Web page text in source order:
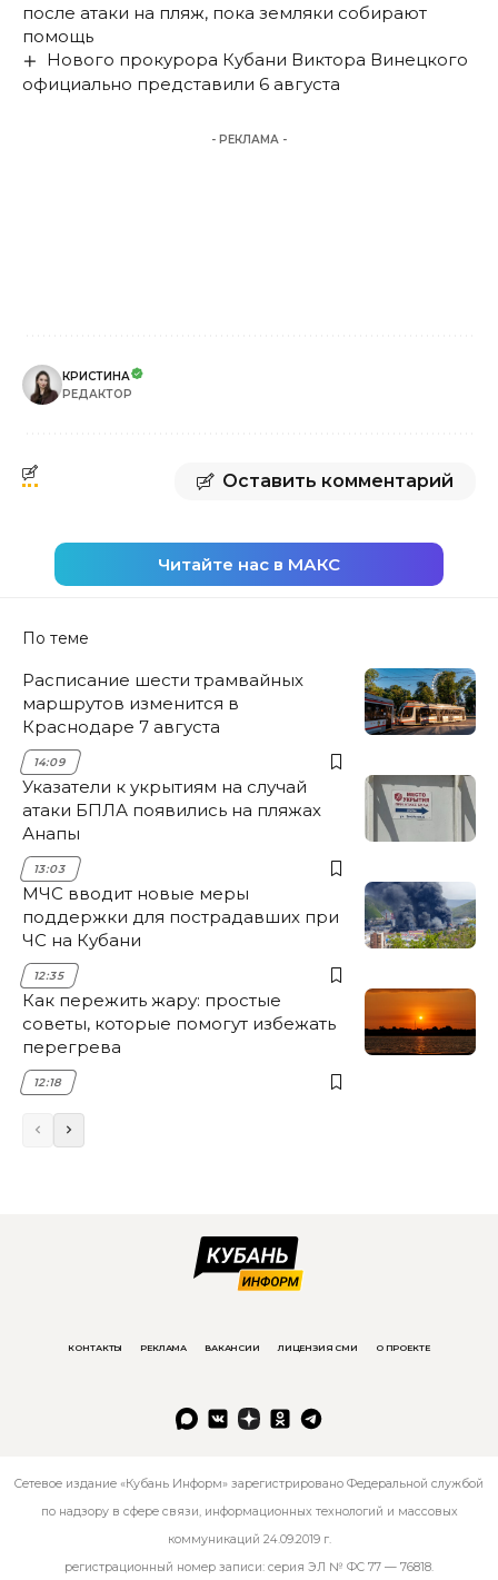
после атаки на пляж, пока земляки собирают
помощь
Нового прокурора Кубани Виктора Винецкого
официально представили 6 августа
- РЕКЛАМА -
КРИСТИНА
РЕДАКТОР
Оставить комментарий
Читайте нас в МАКС
По теме
Расписание шести трамвайных
маршрутов изменится в
Краснодаре 7 августа
14:09
Указатели к укрытиям на случай
атаки БПЛА появились на пляжах
Анапы
13:03
МЧС вводит новые меры
поддержки для пострадавших при
ЧС на Кубани
12:35
Как пережить жару: простые
советы, которые помогут избежать
перегрева
12:18
КОНТАКТЫ РЕКЛАМА ВАКАНСИИ ЛИЦЕНЗИЯ СМИ О ПРОЕКТЕ
Сетевое издание «Кубань Информ» зарегистрировано Федеральной службой
по надзору в сфере связи, информационных технологий и массовых
коммуникаций 24.09.2019 г.
регистрационный номер записи: серия ЭЛ № ФС 77 — 76818.